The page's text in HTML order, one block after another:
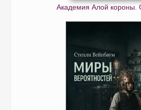
Академия Алой короны.